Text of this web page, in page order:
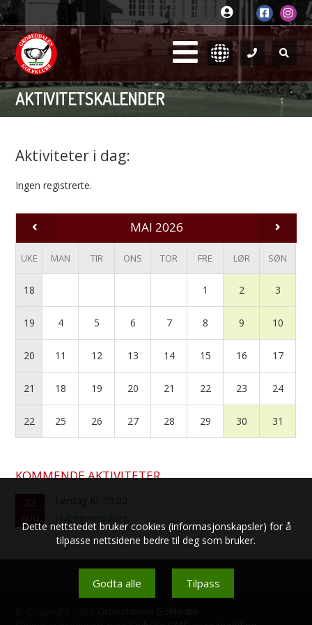
AKTIVITETSKALENDER
Aktiviteter i dag:
Ingen registrerte.
MAI 2026
UKE MAN TIR ONS TOR FRE LØR SØN
18 1 2 3
19 4 5 6 7 8 9 10
20 11 12 13 14 15 16 17
21 18 19 20 21 22 23 24
22 25 26 27 28 29 30 31
KOMMENDE AKTIVITETER
22
AUG
Dette nettstedet bruker cookies (informasjonskapsler) for å
tilpasse nettsidene bedre til deg som bruker.
Godta alle Tilpass